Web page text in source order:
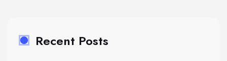
Recent Posts